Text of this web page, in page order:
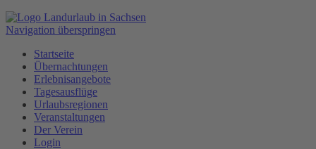
Navigation überspringen
Startseite
Übernachtungen
Erlebnisangebote
Tagesausflüge
Urlaubsregionen
Veranstaltungen
Der Verein
Login